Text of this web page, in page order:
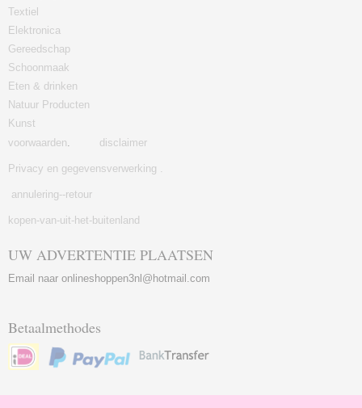
Textiel
Elektronica
Gereedschap
Schoonmaak
Eten & drinken
Natuur Producten
Kunst
voorwaarden. disclaimer
Privacy en gegevensverwerking .
annulering--retour
kopen-van-uit-het-buitenland
UW ADVERTENTIE PLAATSEN
Email naar onlineshoppen3nl@hotmail.com
Betaalmethodes